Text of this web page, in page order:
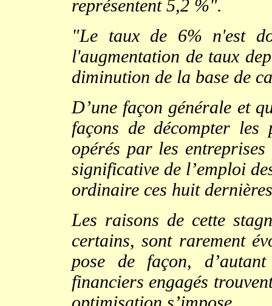
représentent 5,2 %".
"Le taux de 6% n'est
l'augmentation de taux
diminution de la base de
D’une façon générale et
façons de décompter les
opérés par les
significative de l’emploi
ordinaire ces huit
Les raisons de cette
certains, sont rarement
pose de façon,
financiers engagés